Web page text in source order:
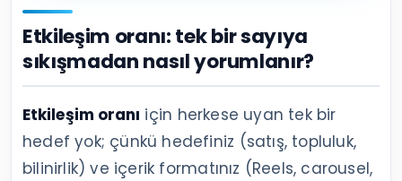
Etkileşim oranı: tek bir sayıya
sıkışmadan nasıl yorumlanır?
Etkileşim oranı için herkese uyan tek bir
hedef yok; çünkü hedefiniz (satış, topluluk,
bilinirlik) ve içerik formatınız (Reels, carousel,